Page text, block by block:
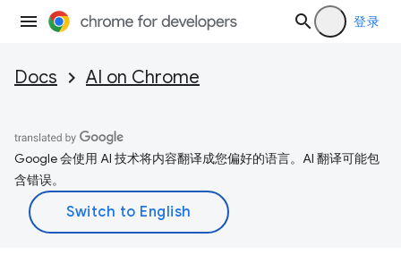
登录
Docs AI on Chrome
Google 会使用 AI 技术将内容翻译成您偏好的语言。AI 翻译可能包
含错误。